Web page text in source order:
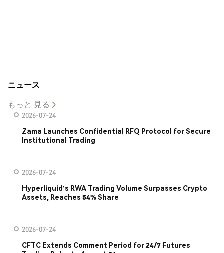
ニュース
もっと 見る
2026-07-24
Zama Launches Confidential RFQ Protocol for Secure
Institutional Trading
2026-07-24
Hyperliquid's RWA Trading Volume Surpasses Crypto
Assets, Reaches 54% Share
2026-07-24
CFTC Extends Comment Period for 24/7 Futures